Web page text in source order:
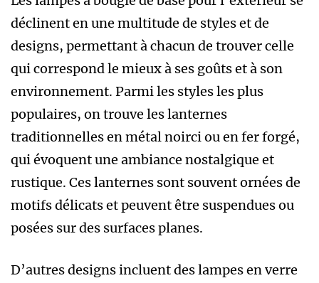
déclinent en une multitude de styles et de
designs, permettant à chacun de trouver celle
qui correspond le mieux à ses goûts et à son
environnement. Parmi les styles les plus
populaires, on trouve les lanternes
traditionnelles en métal noirci ou en fer forgé,
qui évoquent une ambiance nostalgique et
rustique. Ces lanternes sont souvent ornées de
motifs délicats et peuvent être suspendues ou
posées sur des surfaces planes.
D’autres designs incluent des lampes en verre